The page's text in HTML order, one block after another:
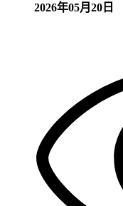
2026年05月20日